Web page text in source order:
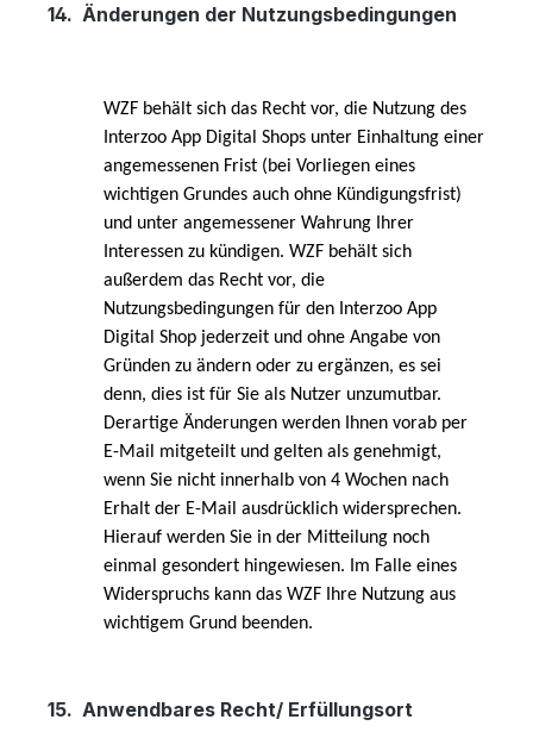
14. Änderungen der Nutzungsbedingungen
WZF behält sich das Recht vor, die Nutzung des
Interzoo App Digital Shops unter Einhaltung einer
angemessenen Frist (bei Vorliegen eines
wichtigen Grundes auch ohne Kündigungsfrist)
und unter angemessener Wahrung Ihrer
Interessen zu kündigen. WZF behält sich
außerdem das Recht vor, die
Nutzungsbedingungen für den Interzoo App
Digital Shop jederzeit und ohne Angabe von
Gründen zu ändern oder zu ergänzen, es sei
denn, dies ist für Sie als Nutzer unzumutbar.
Derartige Änderungen werden Ihnen vorab per
E-Mail mitgeteilt und gelten als genehmigt,
wenn Sie nicht innerhalb von 4 Wochen nach
Erhalt der E-Mail ausdrücklich widersprechen.
Hierauf werden Sie in der Mitteilung noch
einmal gesondert hingewiesen. Im Falle eines
Widerspruchs kann das WZF Ihre Nutzung aus
wichtigem Grund beenden.
15. Anwendbares Recht/ Erfüllungsort